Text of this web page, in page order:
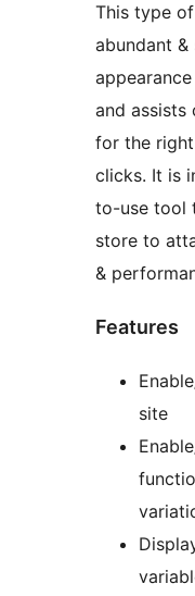
This type
abundant
and assists
for the
clicks. It is
to-use tool
store to
&
Features
site